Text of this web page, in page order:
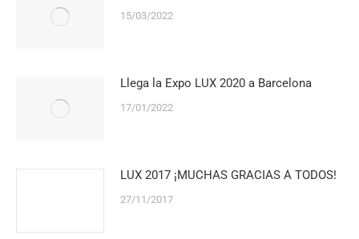
15/03/2022
Llega la Expo LUX 2020 a Barcelona
17/01/2022
LUX 2017 ¡MUCHAS GRACIAS A TODOS!
27/11/2017